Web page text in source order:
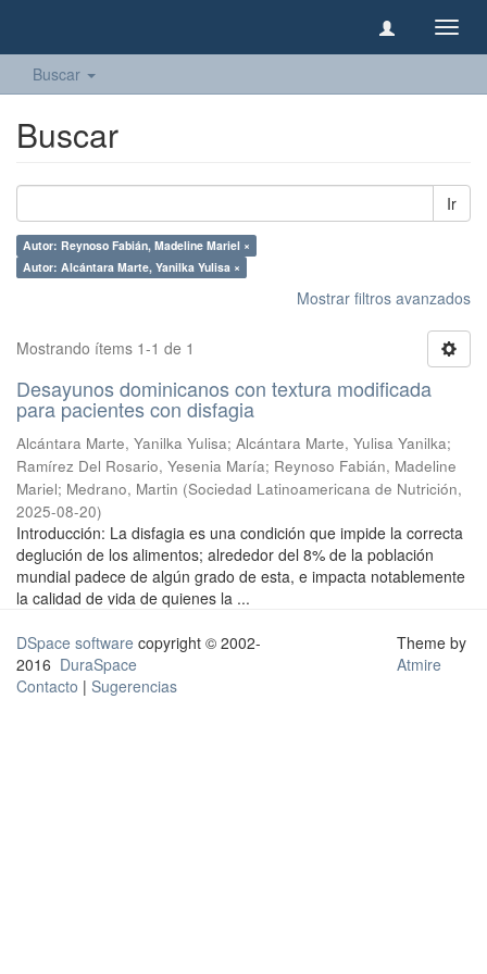
Buscar
Buscar
Ir
Autor: Reynoso Fabián, Madeline Mariel ×
Autor: Alcántara Marte, Yanilka Yulisa ×
Mostrar filtros avanzados
Mostrando ítems 1-1 de 1
Desayunos dominicanos con textura modificada
para pacientes con disfagia
Alcántara Marte, Yanilka Yulisa; Alcántara Marte, Yulisa Yanilka;
Ramírez Del Rosario, Yesenia María; Reynoso Fabián, Madeline
Mariel; Medrano, Martin (Sociedad Latinoamericana de Nutrición,
2025-08-20)
Introducción: La disfagia es una condición que impide la correcta
deglución de los alimentos; alrededor del 8% de la población
mundial padece de algún grado de esta, e impacta notablemente
la calidad de vida de quienes la ...
DSpace software copyright © 2002-
2016 DuraSpace
Contacto | Sugerencias
Theme by
Atmire